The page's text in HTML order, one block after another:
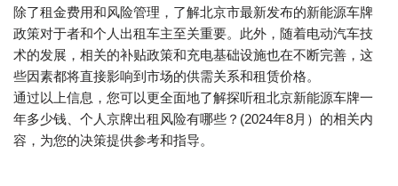
除了租金费用和风险管理，了解北京市最新发布的新能源车牌
政策对于者和个人出租车主至关重要。此外，随着电动汽车技
术的发展，相关的补贴政策和充电基础设施也在不断完善，这
些因素都将直接影响到市场的供需关系和租赁价格。
通过以上信息，您可以更全面地了解探听租北京新能源车牌一
年多少钱、个人京牌出租风险有哪些？(2024年8月）的相关内
容，为您的决策提供参考和指导。